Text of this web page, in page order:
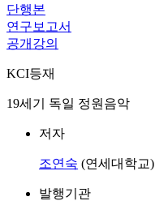
단행본
연구보고서
공개강의
KCI등재
19세기 독일 정원음악
저자
조연숙 (연세대학교)
발행기관